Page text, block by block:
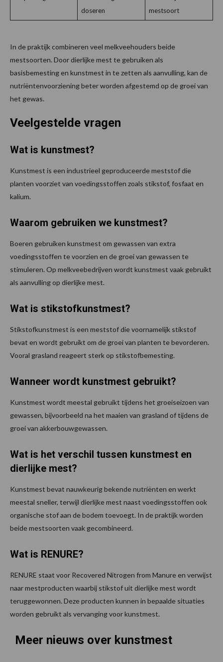
doseren
mestsoort
In de praktijk combineren veel melkveehouders beide
mestsoorten. Door dierlijke mest te gebruiken als
basisbemesting en kunstmest in te zetten als aanvulling, kan de
nutriëntenvoorziening beter worden afgestemd op de groei van
het gewas.
Veelgestelde vragen
Wat is kunstmest?
Kunstmest is een industrieel geproduceerde meststof die
planten voorziet van voedingsstoffen zoals stikstof, fosfaat en
kalium.
Waarom gebruiken we kunstmest?
Boeren gebruiken kunstmest om gewassen van extra
voedingsstoffen te voorzien en de groei van gewassen te
stimuleren. Op melkveebedrijven wordt kunstmest vaak gebruikt
als aanvulling op dierlijke mest.
Wat is stikstofkunstmest?
Stikstofkunstmest is een meststof die voornamelijk stikstof
bevat en wordt gebruikt om de groei van planten te bevorderen.
Vooral grasland reageert sterk op stikstofbemesting.
Wanneer wordt kunstmest gebruikt?
Kunstmest wordt meestal gebruikt tijdens het groeiseizoen van
gewassen, bijvoorbeeld na het maaien van grasland of tijdens de
groei van akkerbouwgewassen.
Wat is het verschil tussen kunstmest en
dierlijke mest?
Kunstmest bevat nauwkeurig bekende nutriënten en werkt
meestal sneller, terwijl dierlijke mest naast voedingsstoffen ook
organische stof aan de bodem toevoegt. In de praktijk worden
beide mestsoorten vaak gecombineerd.
Wat is RENURE?
RENURE staat voor Recovered Nitrogen from Manure en verwijst
naar mestproducten waarbij stikstof uit dierlijke mest wordt
teruggewonnen. Deze producten kunnen in bepaalde situaties
worden gebruikt als vervanging voor kunstmest.
Meer nieuws over kunstmest